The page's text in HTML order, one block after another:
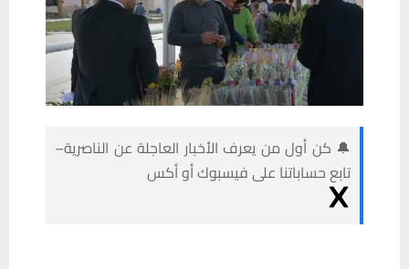
🔔 كن أول من يعرف الأخبار العاجلة عن الناصرية–
تابع حساباتنا على فيسبوك أو أكس